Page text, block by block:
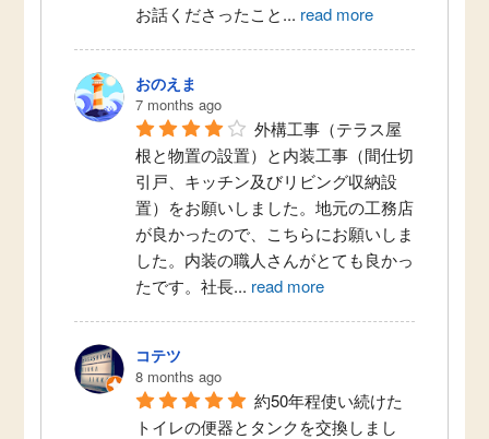
お話くださったこと... read more
おのえま
7 months ago
外構工事（テラス屋
根と物置の設置）と内装工事（間仕切
引戸、キッチン及びリビング収納設
置）をお願いしました。地元の工務店
が良かったので、こちらにお願いしま
した。内装の職人さんがとても良かっ
たです。社長... read more
コテツ
8 months ago
約50年程使い続けた
トイレの便器とタンクを交換しまし